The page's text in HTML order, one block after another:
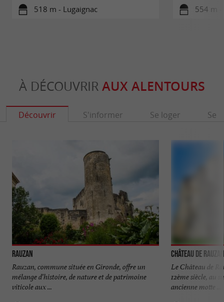
518 m - Lugaignac 554 m -
À DÉCOUVRIR AUX ALENTOURS
Découvrir S'informer Se loger Se
Rauzan
Rauzan, commune située en Gironde, offre un
mélange d’histoire, de nature et de patrimoine
viticole aux ...
Château de Rauzan
Le Château de
12ème siècle, au
ancienne motte ...